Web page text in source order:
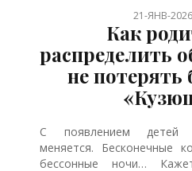
21-ЯНВ-
Как
распределить
не потерять
С появлением детей
меняется. Бесконечные
бессонные ночи…